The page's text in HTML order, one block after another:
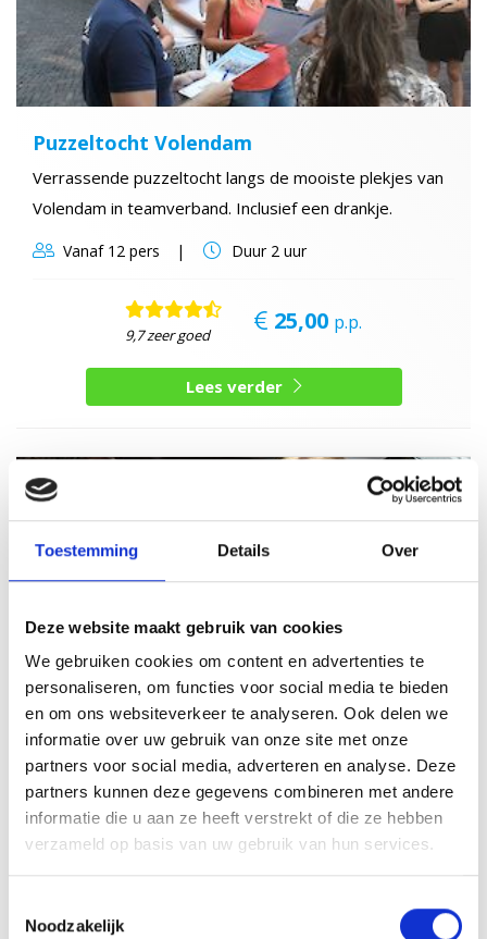
Toestemming Details Over
Deze website maakt gebruik van cookies
We gebruiken cookies om content en advertenties te
personaliseren, om functies voor social media te bieden
en om ons websiteverkeer te analyseren. Ook delen we
informatie over uw gebruik van onze site met onze
partners voor social media, adverteren en analyse. Deze
partners kunnen deze gegevens combineren met andere
informatie die u aan ze heeft verstrekt of die ze hebben
verzameld op basis van uw gebruik van hun services.
Noodzakelijk
Puzzeltocht Volendam
Verrassende puzzeltocht langs de mooiste plekjes van
Volendam in teamverband. Inclusief een drankje.
Vanaf12 pers Duur2 uur
9,7 zeer goed 25,00 p.p.
Lees verder
Dagje Volendam Palingsound
Beleef ons Palingsound Arrangement. Een compleet
dagje Volendam inclusief start met Volendam Belevenis,
drankje, puzzeltocht, foto in klederdracht en buffettafel.
8 pers Duur